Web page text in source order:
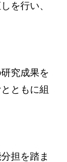
を行い、
究成果を
ともに組
担を踏ま